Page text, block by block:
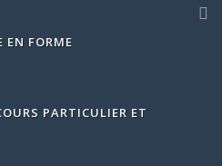
EN FORME
PARTICULIER ET